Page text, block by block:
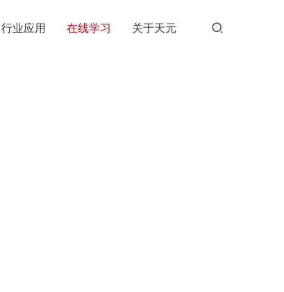
行业应用 在线学习 关于天元